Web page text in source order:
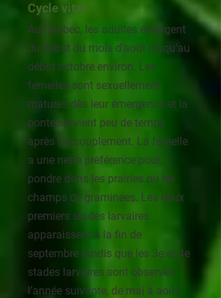
Cycle vital
Au Québec, les adultes émergent
du début du mois d’août jusqu’au
début octobre environ. Les
femelles sont sexuellement
matures dès leur émergence et la
ponte survient peu de temps
après l’accouplement. La femelle
a une nette préférence pour
pondre dans les prairies ou les
champs de graminées. Les deux
premiers stades larvaires
apparaissent à la fin de
septembre tandis que les 3e et 4e
stades larvaires sont observés
l’année suivante, de mai à août.